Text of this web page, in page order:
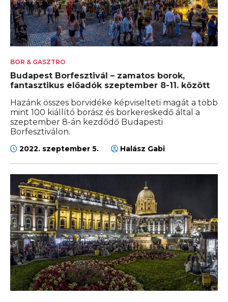
BOR & GASZTRO
Budapest Borfesztivál – zamatos borok,
fantasztikus előadók szeptember 8-11. között
Hazánk összes borvidéke képviselteti magát a több
mint 100 kiállító borász és borkereskedő által a
szeptember 8-án kezdődő Budapesti
Borfesztiválon.
2022. szeptember 5. Halász Gabi